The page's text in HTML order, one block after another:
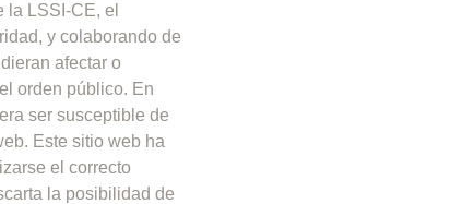
la LSSI-CE, el
y colaborando de
afectar o
orden público. En
ser susceptible de
Este sitio web ha
el correcto
la posibilidad de